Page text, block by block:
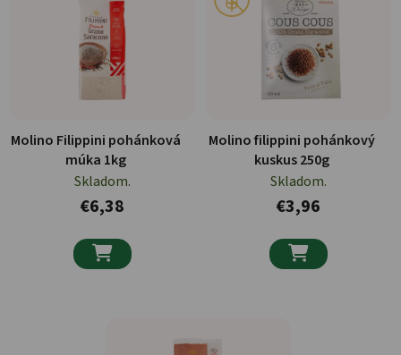
Molino Filippini pohánková
múka 1kg
Skladom.
€6,38

Molino filippini pohánkový
kuskus 250g
Skladom.
€3,96
